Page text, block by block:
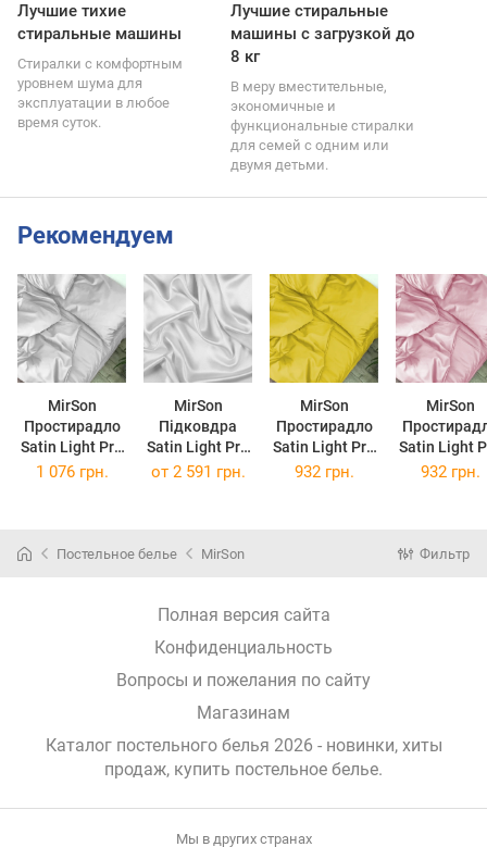
Лучшие тихие
стиральные машины
Стиралки с комфортным
уровнем шума для
эксплуатации в любое
время суток.
Лучшие стиральные
машины с загрузкой до
8 кг
В меру вместительные,
экономичные и
функциональные стиралки
для семей с одним или
двумя детьми.
Рекомендуем
MirSon
Простирадло
Satin Light Pro
10-001 Snow
MirSon
Підковдра
Satin Light Pro
10-001 Snow
MirSon
Простирадло
Satin Light Pro
10-002 Yellow
MirSon
Satin Light
10-003
1 076 грн. от 2 591 грн. 932 грн. 932 грн.
Постельное белье MirSon Фильтр
Полная версия сайта
Конфиденциальность
Вопросы и пожелания по сайту
Магазинам
Каталог постельного белья 2026 - новинки, хиты
продаж, купить постельное белье.
Мы в других странах